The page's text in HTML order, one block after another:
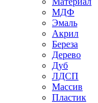
МДФ
Эмаль
Акрил
Береза
Дерево
Дуб
ЛДСП
Массив
Пластик